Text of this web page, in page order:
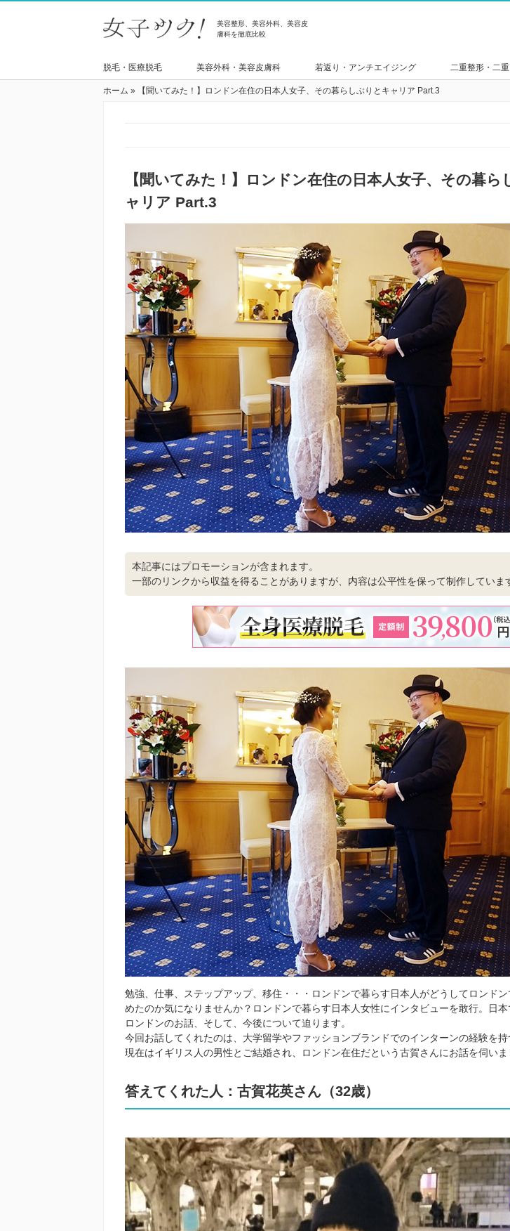
美容整形、美容外科、美容皮
膚科を徹底比較
脱毛・医療脱毛 美容外科・美容皮膚科 若返り・アンチエイジング 二重整形・二
ホーム » 【聞いてみた！】ロンドン在住の日本人女子、その暮らしぶりとキャリア Part.3
【聞いてみた！】ロンドン在住の日本人女子、その暮ら
ャリア Part.3
本記事にはプロモーションが含まれます。
一部のリンクから収益を得ることがありますが、内容は公平性を保って制作していま
勉強、仕事、ステップアップ、移住・・・ロンドンで暮らす日本人がどうしてロンド
めたのか気になりませんか？ロンドンで暮らす日本人女性にインタビューを敢行。日
ロンドンのお話、そして、今後について迫ります。
今回お話してくれたのは、大学留学やファッションブランドでのインターンの経験を持
現在はイギリス人の男性とご結婚され、ロンドン在住だという古賀さんにお話を伺いま
答えてくれた人：古賀花英さん（32歳）